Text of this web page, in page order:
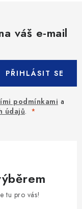
váš e-mail
podmínkami a
údajů.
PŘIHLÁSIT SE
tu pro vás!